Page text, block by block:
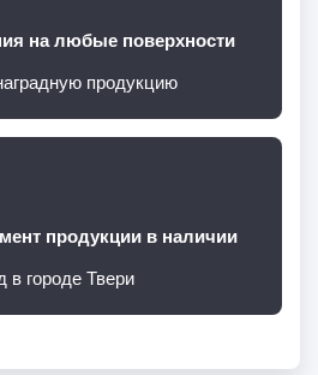
на любые поверхности
продукцию
продукции в наличии
в городе Твери